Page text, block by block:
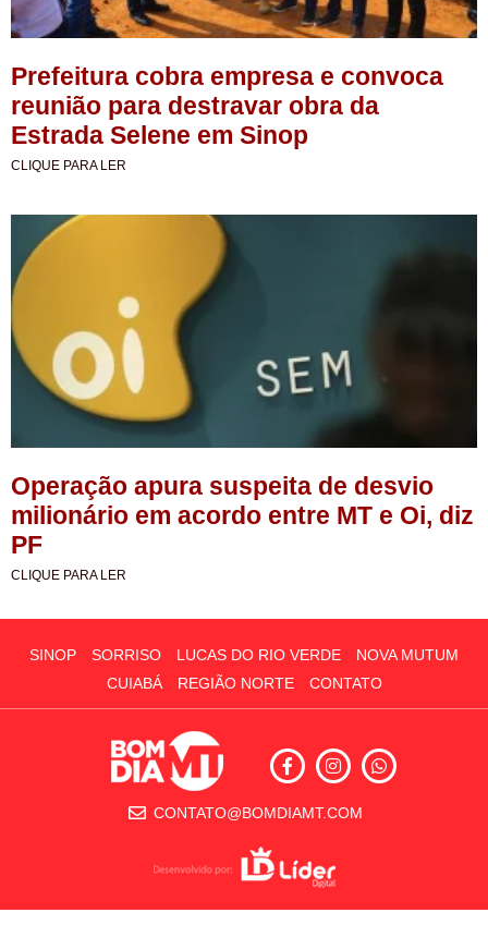
Prefeitura cobra empresa e convoca
reunião para destravar obra da
Estrada Selene em Sinop
CLIQUE PARA LER
Operação apura suspeita de desvio
milionário em acordo entre MT e Oi, diz
PF
CLIQUE PARA LER
SINOP SORRISO LUCAS DO RIO VERDE
NOVA MUTUM
CUIABÁ
REGIÃO NORTE CONTATO
CONTATO@BOMDIAMT.COM